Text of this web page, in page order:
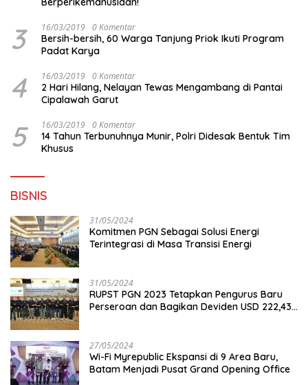
3 16/03/2019 0 Komentar
Bersih-bersih, 60 Warga Tanjung Priok Ikuti Program
Padat Karya
4 16/03/2019 0 Komentar
2 Hari Hilang, Nelayan Tewas Mengambang di Pantai
Cipalawah Garut
5 16/03/2019 0 Komentar
14 Tahun Terbunuhnya Munir, Polri Didesak Bentuk Tim
Khusus
BISNIS
31/05/2024
Komitmen PGN Sebagai Solusi Energi
Terintegrasi di Masa Transisi Energi
31/05/2024
RUPST PGN 2023 Tetapkan Pengurus Baru
Perseroan dan Bagikan Deviden USD 222,43
27/05/2024
Wi-Fi Myrepublic Ekspansi di 9 Area Baru,
Batam Menjadi Pusat Grand Opening Office